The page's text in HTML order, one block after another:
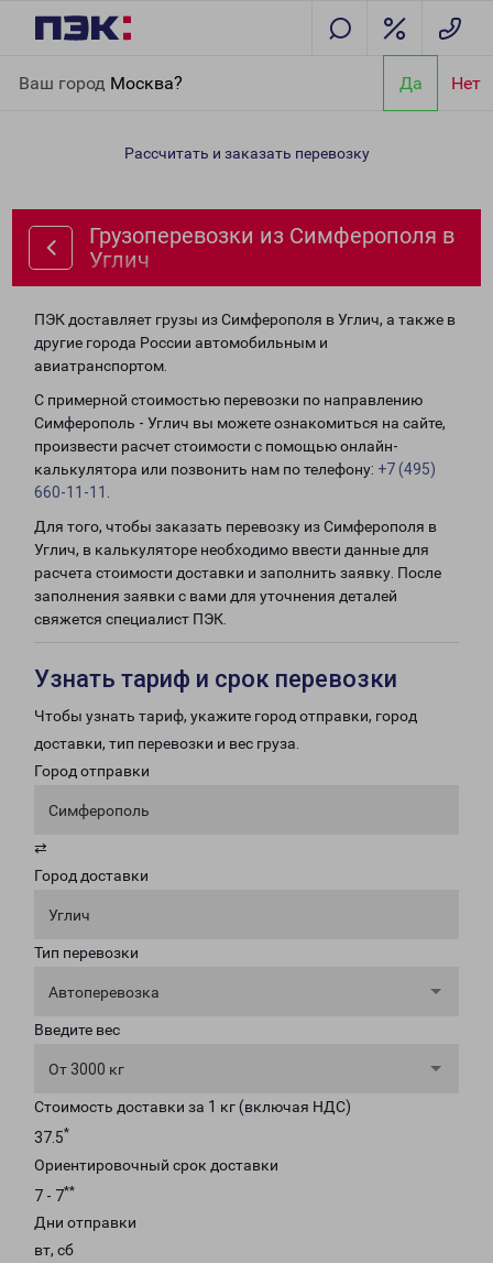
Ваш город Москва? Да Нет
Углич
Рассчитать и заказать перевозку
Грузоперевозки из Симферополя в
Углич
ПЭК доставляет грузы из Симферополя в Углич, а также в
другие города России автомобильным и
авиатранспортом.
С примерной стоимостью перевозки по направлению
Симферополь - Углич вы можете ознакомиться на сайте,
произвести расчет стоимости с помощью онлайн-
калькулятора или позвонить нам по телефону: +7 (495)
660-11-11
Для того, чтобы заказать перевозку из Симферополя в
Углич, в калькуляторе необходимо ввести данные для
расчета стоимости доставки и заполнить заявку. После
заполнения заявки с вами для уточнения деталей
свяжется специалист ПЭК.
Узнать тариф и срок перевозки
Чтобы узнать тариф, укажите город отправки, город
доставки, тип перевозки и вес груза.
Город отправки
Симферополь
⇄
Город доставки
Углич
Тип перевозки
Автоперевозка
Введите вес
От 3000 кг
Стоимость доставки за 1 кг (включая НДС)
37.5*
Ориентировочный срок доставки
7 - 7**
Дни отправки
вт, сб